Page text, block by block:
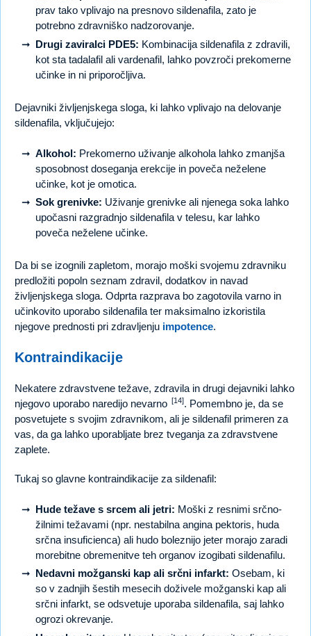
prav tako vplivajo na presnovo sildenafila, zato je
potrebno zdravniško nadzorovanje.
Drugi zaviralci PDE5: Kombinacija sildenafila z zdravili,
kot sta tadalafil ali vardenafil, lahko povzroči prekomerne
učinke in ni priporočljiva.
Dejavniki življenjskega sloga, ki lahko vplivajo na delovanje
sildenafila, vključujejo:
Alkohol: Prekomerno uživanje alkohola lahko zmanjša
sposobnost doseganja erekcije in poveča neželene
učinke, kot je omotica.
Sok grenivke: Uživanje grenivke ali njenega soka lahko
upočasni razgradnjo sildenafila v telesu, kar lahko
poveča neželene učinke.
Da bi se izognili zapletom, morajo moški svojemu zdravniku
predložiti popoln seznam zdravil, dodatkov in navad
življenjskega sloga. Odprta razprava bo zagotovila varno in
učinkovito uporabo sildenafila ter maksimalno izkoristila
njegove prednosti pri zdravljenju impotence.
Kontraindikacije
Nekatere zdravstvene težave, zdravila in drugi dejavniki lahko
njegovo uporabo naredijo nevarno [14]. Pomembno je, da se
posvetujete s svojim zdravnikom, ali je sildenafil primeren za
vas, da ga lahko uporabljate brez tveganja za zdravstvene
zaplete.
Tukaj so glavne kontraindikacije za sildenafil:
Hude težave s srcem ali jetri: Moški z resnimi srčno-
žilnimi težavami (npr. nestabilna angina pektoris, huda
srčna insuficienca) ali hudo boleznijo jeter morajo zaradi
morebitne obremenitve teh organov izogibati sildenafilu.
Nedavni možganski kap ali srčni infarkt: Osebam, ki
so v zadnjih šestih mesecih doživele možganski kap ali
srčni infarkt, se odsvetuje uporaba sildenafila, saj lahko
ogrozi okrevanje.